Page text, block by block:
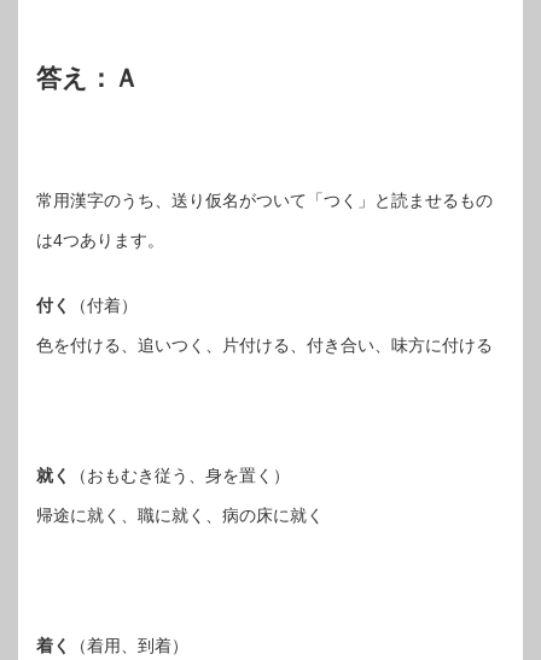
答え：Ａ
常用漢字のうち、送り仮名がついて「つく」と読ませるもの
は4つあります。
付く （付着）
色を付ける、追いつく、片付ける、付き合い、味方に付ける
就く （おもむき従う、身を置く）
帰途に就く、職に就く、病の床に就く
着く （着用、到着）